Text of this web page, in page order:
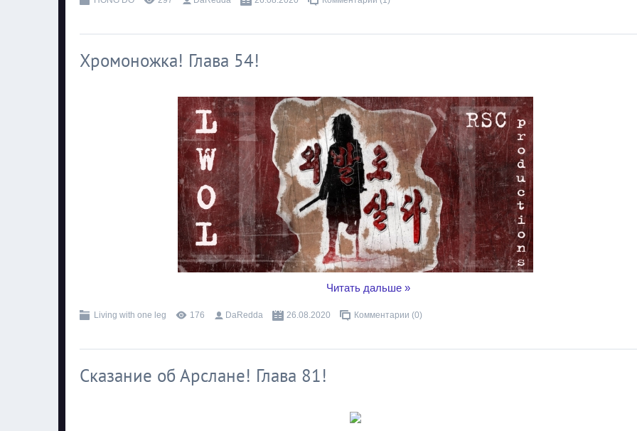
Хромоножка! Глава 54!
Читать дальше »
Living with one leg 176 DaRedda 26.08.2020 Комментарии (0)
Сказание об Арслане! Глава 81!